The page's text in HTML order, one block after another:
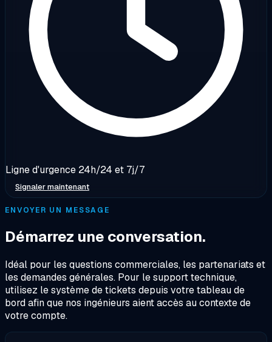
Ligne d'urgence 24h/24 et 7j/7
Signaler maintenant
ENVOYER UN MESSAGE
Démarrez une conversation.
Idéal pour les questions commerciales, les partenariats et
les demandes générales. Pour le support technique,
utilisez le système de tickets depuis votre tableau de
bord afin que nos ingénieurs aient accès au contexte de
votre compte.